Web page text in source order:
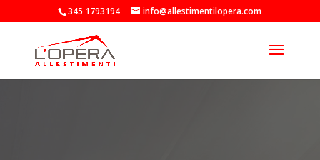
345 1793194 info@allestimentilopera.com